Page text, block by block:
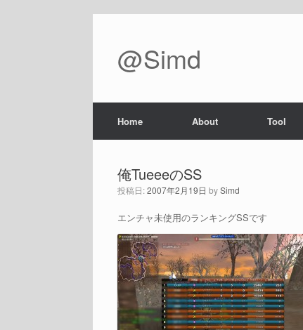
@Simd
Home About Tool
俺TueeeのSS
投稿日:2007年2月19日 bySimd
エンチャ未使用のランキングSSです